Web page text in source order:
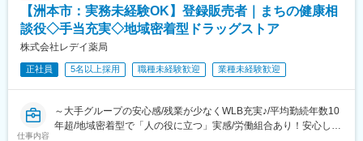
■労働組合があるので、安心して長く働ける仕組みがある：
職場での困りごとや意見を、労働組合を通じて会社に届けること
ができ、声を上げやすい環境があります。
＜数字で見るレデイ薬局＞
・男女比＝5：5
・平均勤続年数：10.9年
・月平均残業時間：8.7時間
だく可能性があります。
＼仕事のやりがい／
レデイ薬局は、地域に密着したドラッグストアとして、
「健康相談ができる身近な存在」を目指しています。
◎日々の接客を通じてお客様から直接「ありがとう」をもらえる
◎将来的には店長として、店舗・人・地域をまとめる立場を目指
せる
【洲本市：実務未経験OK】登録販売者｜まちの健康相
談役◇手当充実◇地域密着型ドラッグストア
株式会社レデイ薬局
正社員 5名以上採用 職種未経験歓迎 業種未経験歓迎
仕事内容
～大手グループの安心感/残業が少なくWLB充実♪/平均勤続年数10
年超/地域密着型で「人の役に立つ」実感/労働組合あり！安心して